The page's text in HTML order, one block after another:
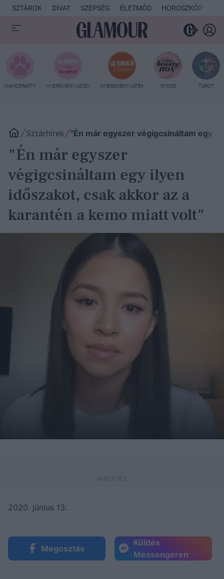
SZTÁROK DIVAT SZÉPSÉG ÉLETMÓD HOROSZKÓP
MANCSPARTY NYEREMÉNYJÁTÉK NYEREMÉNYJÁTÉK SYOSS TAROT
Sztárhírek "Én már egyszer végigcsináltam egy
"Én már egyszer
végigcsináltam egy ilyen
időszakot, csak akkor az a
karantén a kemo miatt volt"
2020. június 13.
Megosztás
Küldés
Messengeren